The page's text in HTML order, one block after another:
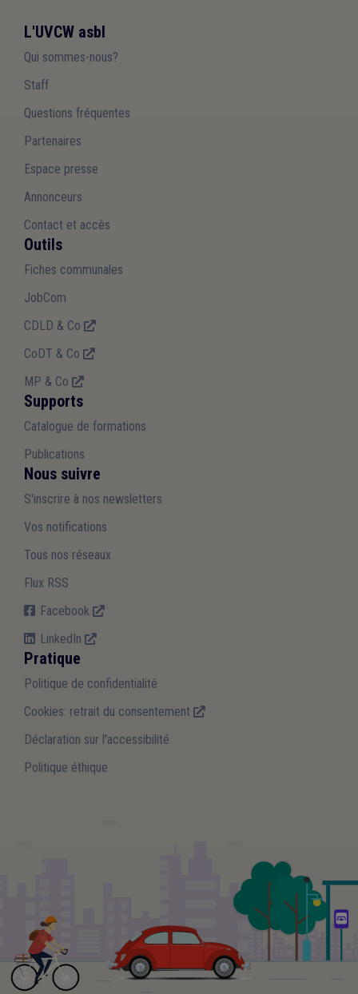
L'UVCW asbl
Qui sommes-nous?
Staff
Questions fréquentes
Partenaires
Espace presse
Annonceurs
Contact et accès
Outils
Fiches communales
JobCom
CDLD & Co
CoDT & Co
MP & Co
Supports
Catalogue de formations
Publications
Nous suivre
S'inscrire à nos newsletters
Vos notifications
Tous nos réseaux
Flux RSS
Facebook
LinkedIn
Pratique
Politique de confidentialité
Cookies: retrait du consentement
Déclaration sur l'accessibilité
Politique éthique